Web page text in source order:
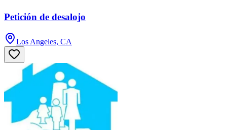
Petición de desalojo
Los Angeles, CA